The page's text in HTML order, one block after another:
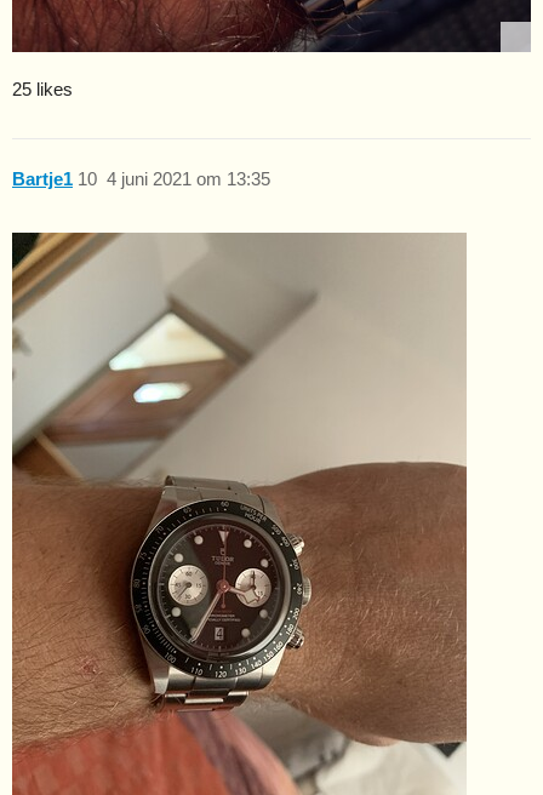
25 likes
Bartje1 4 juni 2021 om 13:35
10